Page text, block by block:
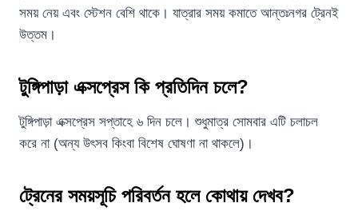
সময় নেয় এবং স্টেশন বেশি থাকে। যাত্রার সময় কমাতে আন্তঃনগর ট্রেনই
উত্তম।
টুঙ্গিপাড়া এক্সপ্রেস কি প্রতিদিন চলে?
টুঙ্গিপাড়া এক্সপ্রেস সপ্তাহে ৬ দিন চলে। শুধুমাত্র সোমবার এটি চলাচল
করে না (অন্য উৎসব কিংবা বিশেষ ঘোষণা না থাকলে)।
ট্রেনের সময়সূচি পরিবর্তন হলে কোথায় দেখব?